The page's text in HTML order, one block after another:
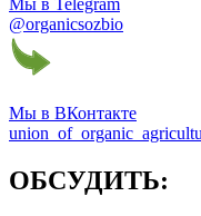
@organicsozbio
Мы в ВКонтакте
ОБСУДИТЬ: